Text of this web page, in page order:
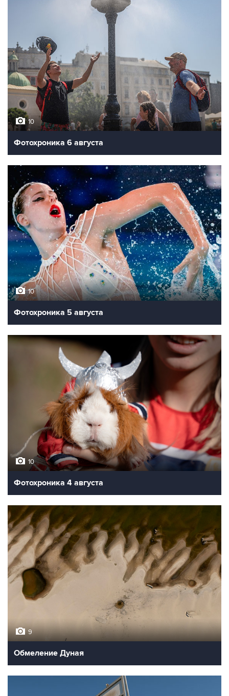
10
Фотохроника 6 августа
10
Фотохроника 5 августа
10
Фотохроника 4 августа
9
Обмеление Дуная